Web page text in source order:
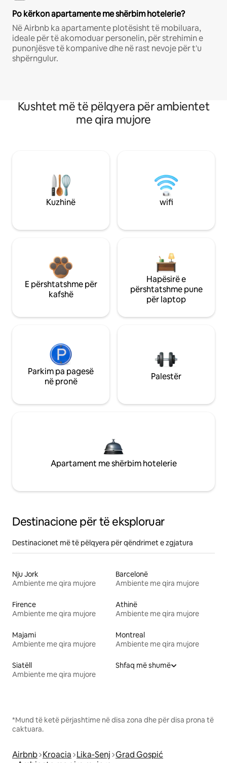
Po kërkon apartamente me shërbim hotelerie?
Në Airbnb ka apartamente plotësisht të mobiluara,
ideale për të akomoduar personelin, për strehimin e
punonjësve të kompanive dhe në rast nevoje për t'u
shpërngulur.
Kushtet më të pëlqyera për ambientet
me qira mujore
Kuzhinë wifi
E përshtatshme për
kafshë
Hapësirë e
përshtatshme pune
për laptop
Parkim pa pagesë
në pronë
Palestër
Apartament me shërbim hotelerie
Destinacione për të eksploruar
Destinacionet më të pëlqyera për qëndrimet e zgjatura
Nju Jork
Ambiente me qira mujore
Barcelonë
Ambiente me qira mujore
Firence
Ambiente me qira mujore
Athinë
Ambiente me qira mujore
Majami
Ambiente me qira mujore
Montreal
Ambiente me qira mujore
Siatëll
Ambiente me qira mujore
Shfaq më shumë
*Mund të ketë përjashtime në disa zona dhe për disa prona të
caktuara.
Airbnb Kroacia Lika-Senj Grad Gospić